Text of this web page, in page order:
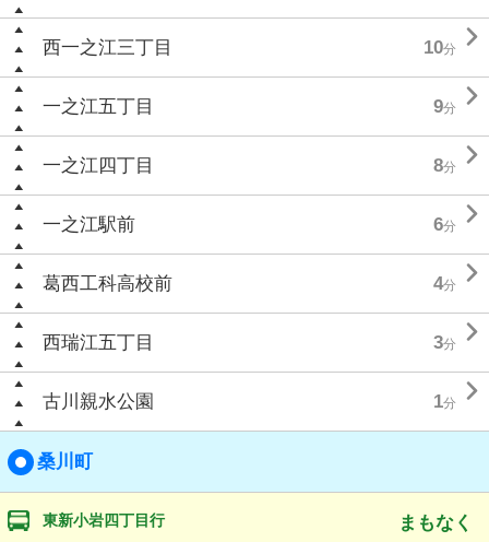
西一之江三丁目 10分 
一之江五丁目 9分 
一之江四丁目 8分 
一之江駅前 6分 
葛西工科高校前 4分 
西瑞江五丁目 3分 
古川親水公園 1分 
桑川町
東新小岩四丁目行 まもなく